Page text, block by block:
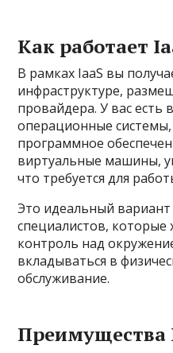
Как работает
В рамках IaaS вы
инфраструктуре,
провайдера. У вас есть
операционные
программное
виртуальные машины,
что требуется для
Это идеальный
специалистов,
контроль над
вкладываться в
обслуживание.
Преимущества